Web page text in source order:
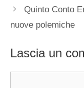
Quinto Conto
nuove polemiche
Lascia un